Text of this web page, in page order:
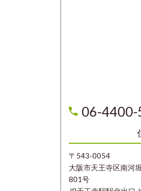
06-4400-
〒543-0054
大阪市天王寺区南河
801号